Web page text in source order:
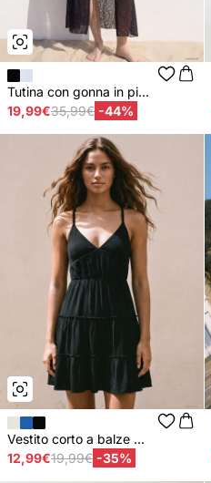
Tutina con gonna in pi...
19,99€35,99€ -44%
Vestito corto a balze ...
12,99€19,99€ -35%